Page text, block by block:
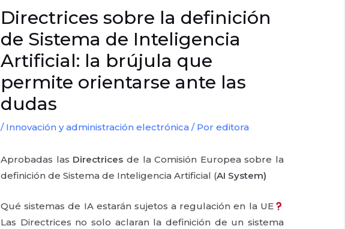
Directrices sobre la definición
de Sistema de Inteligencia
Artificial: la brújula que
permite orientarse ante las
dudas
/ Innovación y administración electrónica / Poreditora
Aprobadas las Directrices de la Comisión Europea sobre la
definición de Sistema de Inteligencia Artificial (AI System)
Qué sistemas de IA estarán sujetos a regulación en la UE
Las Directrices no solo aclaran la definición de un sistema